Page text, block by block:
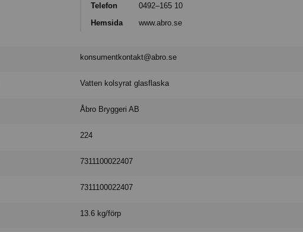
Telefon
0492–165 10
Hemsida
www.abro.se
konsumentkontakt@abro.se
Vatten kolsyrat glasflaska
Åbro Bryggeri AB
224
7311100022407
7311100022407
13.6 kg/förp